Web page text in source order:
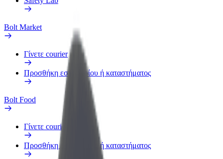
Bolt Market
Γίνετε courier
Προσθήκη εστιατορίου ή καταστήματος
Bolt Food
Γίνετε courier
Προσθήκη εστιατορίου ή καταστήματος